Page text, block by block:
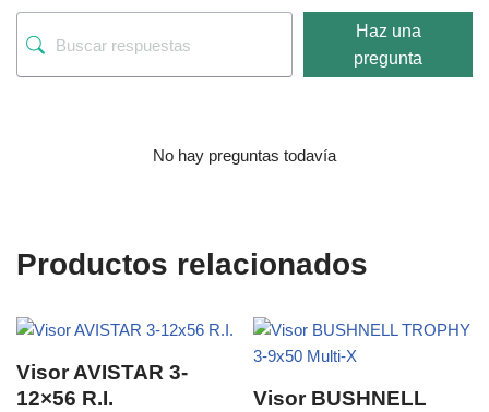
Haz una
pregunta
No hay preguntas todavía
Productos relacionados
Visor AVISTAR 3-
12×56 R.I.
Visor BUSHNELL